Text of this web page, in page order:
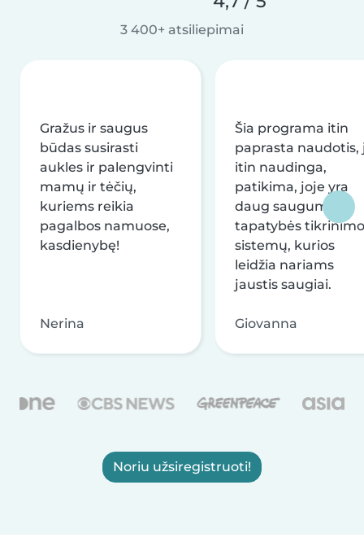
3 400+ atsiliepimai
Gražus ir saugus
būdas susirasti
aukles ir palengvinti
mamų ir tėčių,
kuriems reikia
pagalbos namuose,
kasdienybę!
Nerina
Šia programa itin
paprasta naudotis,
itin naudinga,
patikima, joje yra
daug saugumo ir
tapatybės tikrinimo
sistemų, kurios
leidžia nariams
jaustis saugiai.
Giovanna
Noriu užsiregistruoti!